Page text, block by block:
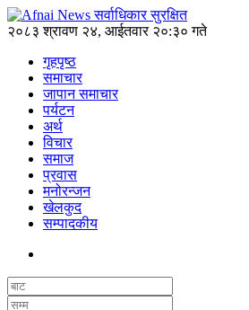
२०८३ श्रावण २४, आईतवार २०:३० गते
गृहपृष्ठ
समाचार
जापान समाचार
पर्यटन
अर्थ
विचार
समाज
प्रवास
मनोरन्जन
खेलकुद
सम्पादकीय